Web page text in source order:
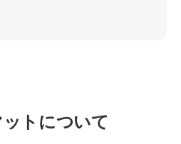
トについて